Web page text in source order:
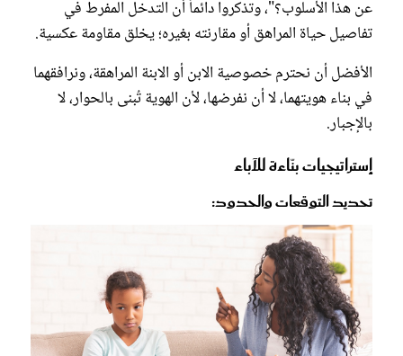
عن هذا الأسلوب؟"، وتذكروا دائماً أن التدخل المفرط في
تفاصيل حياة المراهق أو مقارنته بغيره؛ يخلق مقاومة عكسية.
الأفضل أن نحترم خصوصية الابن أو الابنة المراهقة، ونرافقهما
في بناء هويتهما، لا أن نفرضها، لأن الهوية تُبنى بالحوار، لا
بالإجبار.
إستراتيجيات بنّاءة للآباء
تحديد التوقعات والحدود: